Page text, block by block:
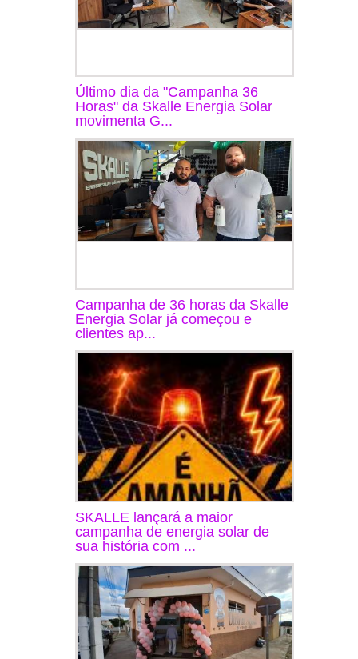
Último dia da "Campanha 36
Horas" da Skalle Energia Solar
movimenta G...
Campanha de 36 horas da Skalle
Energia Solar já começou e
clientes ap...
SKALLE lançará a maior
campanha de energia solar de
sua história com ...